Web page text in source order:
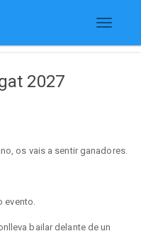
Toggle
2027
os vais a sentir ganadores.
evento.
bailar delante de un